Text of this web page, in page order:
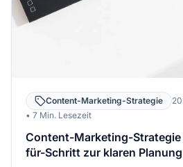
Content-Marketing-Strategie
• 7 Min. Lesezeit
Content-Marketing-
für-Schritt zur klaren Planung